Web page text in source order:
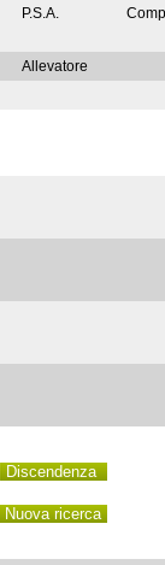
P.S.A.
Allevatore